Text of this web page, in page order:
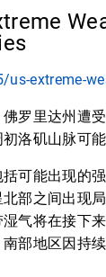
extreme-
罗里达州遭
洛矶山脉可能
可能出现的
部之间出现
气将在接下
部地区因持